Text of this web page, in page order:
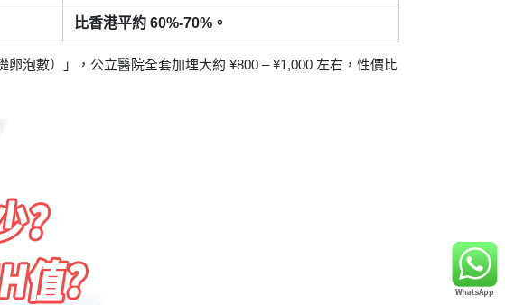
比香港平約 60%-70%。
泡數）」，公立醫院全套加埋大約 ¥800 – ¥1,000 左右，性價比